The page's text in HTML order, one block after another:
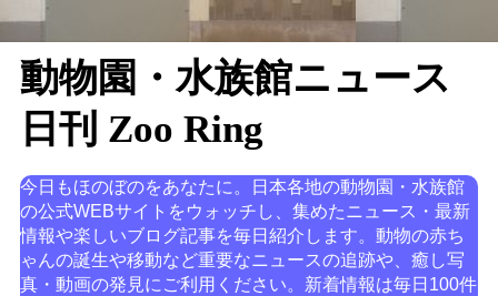
動物園・水族館ニュース
日刊 Zoo Ring
今日もほのぼのをあなたに。日本各地の動物園・水族館
の公式WEBサイトをウォッチし、集めたニュース・最新
情報や楽しいブログ記事を毎日紹介します。動物の赤ち
ゃんの誕生や移動など重要なニュースの追跡や、癒し写
真・動画の発見にご利用ください。新着情報は毎日100件